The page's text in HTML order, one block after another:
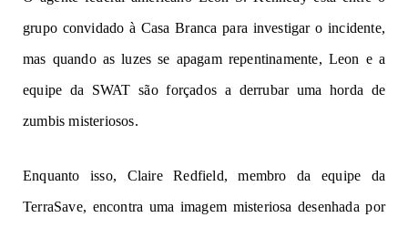
grupo convidado à Casa Branca para investigar o incidente,
mas quando as luzes se apagam repentinamente, Leon e a
equipe da SWAT são forçados a derrubar uma horda de
zumbis misteriosos.
Enquanto isso, Claire Redfield, membro da equipe da
TerraSave, encontra uma imagem misteriosa desenhada por